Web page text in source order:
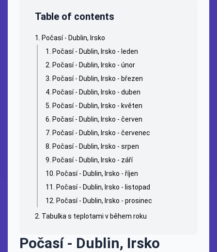
Table of contents
Počasí - Dublin, Irsko
Počasí - Dublin, Irsko - leden
Počasí - Dublin, Irsko - únor
Počasí - Dublin, Irsko - březen
Počasí - Dublin, Irsko - duben
Počasí - Dublin, Irsko - květen
Počasí - Dublin, Irsko - červen
Počasí - Dublin, Irsko - červenec
Počasí - Dublin, Irsko - srpen
Počasí - Dublin, Irsko - září
Počasí - Dublin, Irsko - říjen
Počasí - Dublin, Irsko - listopad
Počasí - Dublin, Irsko - prosinec
Tabulka s teplotami v během roku
Počasí - Dublin, Irsko